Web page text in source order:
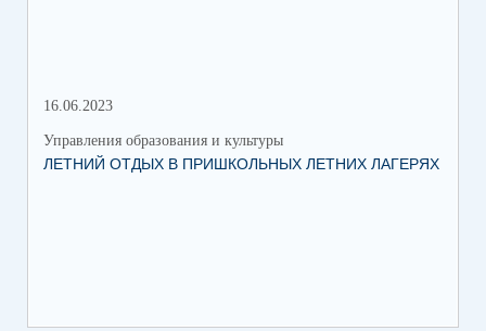
16.06.2023
Управления образования и культуры
ЛЕТНИЙ ОТДЫХ В ПРИШКОЛЬНЫХ ЛЕТНИХ ЛАГЕРЯХ